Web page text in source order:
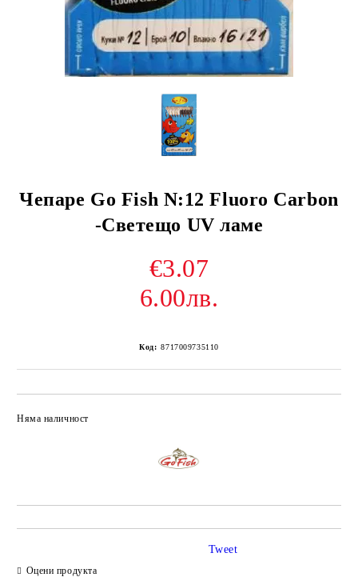
Чепаре Go Fish N:12 Fluoro Carbon
-Светещо UV ламе
€3.07
6.00лв.
Код: 8717009735110
Няма наличност
Оцени продукта
Tweet